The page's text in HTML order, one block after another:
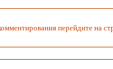
перейдите на